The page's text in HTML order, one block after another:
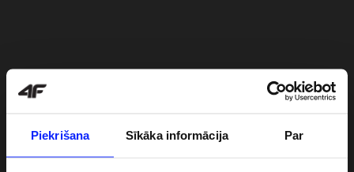
Piekrišana Sīkāka informācija Par